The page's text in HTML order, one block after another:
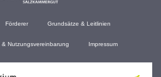
Förderer Grundsätze & Leitlinien
Nutzungsvereinbarung Impressum